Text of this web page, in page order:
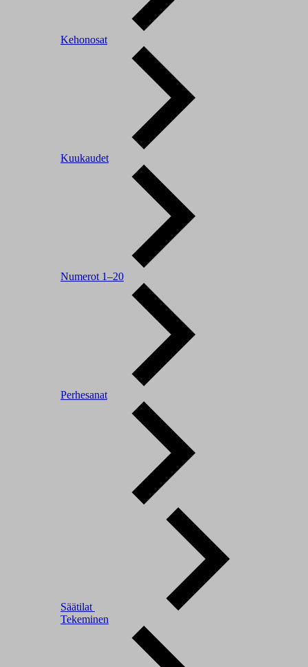
Kehonosat
Kuukaudet
Numerot 1–20
Perhesanat
Säätilat
Tekeminen